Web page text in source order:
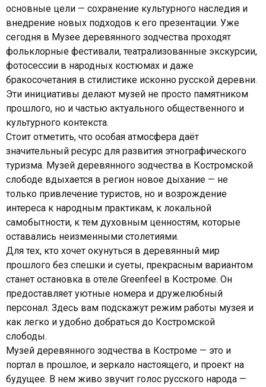
основные цели — сохранение культурного наследия и
внедрение новых подходов к его презентации. Уже
сегодня в Музее деревянного зодчества проходят
фольклорные фестивали, театрализованные экскурсии,
фотосессии в народных костюмах и даже
бракосочетания в стилистике исконно русской деревни.
Эти инициативы делают музей не просто памятником
прошлого, но и частью актуального общественного и
культурного контекста.
Стоит отметить, что особая атмосфера даёт
значительный ресурс для развития этнографического
туризма. Музей деревянного зодчества в Костромской
слободе вдыхается в регион новое дыхание — не
только привлечение туристов, но и возрождение
интереса к народным практикам, к локальной
самобытности, к тем духовным ценностям, которые
оставались неизменными столетиями.
Для тех, кто хочет окунуться в деревянный мир
прошлого без спешки и суеты, прекрасным вариантом
станет остановка в отеле Greenfeel в Костроме. Он
предоставляет уютные номера и дружелюбный
персонал. Здесь вам подскажут режим работы музея и
как легко и удобно добраться до Костромской
слободы.
Музей деревянного зодчества в Костроме — это и
портал в прошлое, и зеркало настоящего, и проект на
будущее. В нем живо звучит голос русского народа —